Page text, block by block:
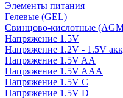
Элементы питания
Гелевые (GEL)
Свинцово-кислотные
Напряжение 1.5V
Напряжение 1.2V - 1.5V
Напряжение 1.5V AA
Напряжение 1.5V AAA
Напряжение 1.5V C
Напряжение 1.5V D